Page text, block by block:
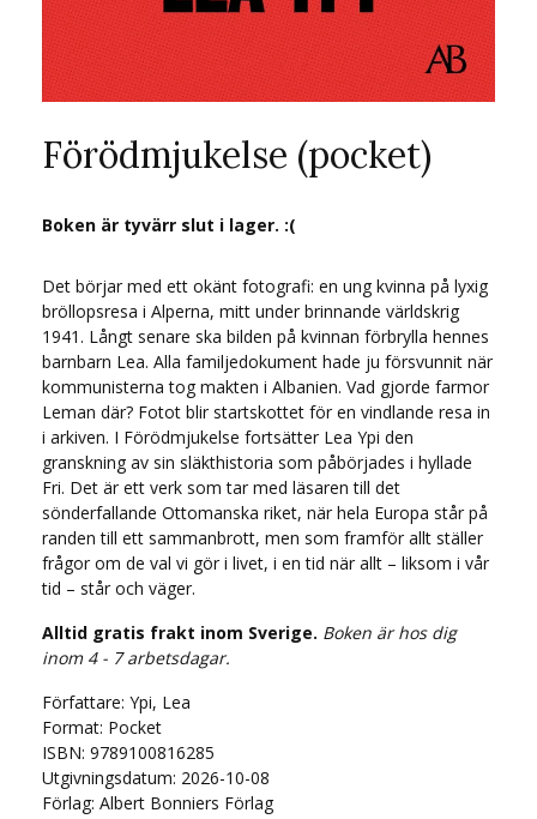
Förödmjukelse (pocket)
Boken är tyvärr slut i lager. :(
Det börjar med ett okänt fotografi: en ung kvinna på lyxig
bröllopsresa i Alperna, mitt under brinnande världskrig
1941. Långt senare ska bilden på kvinnan förbrylla hennes
barnbarn Lea. Alla familjedokument hade ju försvunnit när
kommunisterna tog makten i Albanien. Vad gjorde farmor
Leman där? Fotot blir startskottet för en vindlande resa in
i arkiven. I Förödmjukelse fortsätter Lea Ypi den
granskning av sin släkthistoria som påbörjades i hyllade
Fri. Det är ett verk som tar med läsaren till det
sönderfallande Ottomanska riket, när hela Europa står på
randen till ett sammanbrott, men som framför allt ställer
frågor om de val vi gör i livet, i en tid när allt – liksom i vår
tid – står och väger.
Alltid gratis frakt inom Sverige. Boken är hos dig
inom 4 - 7 arbetsdagar.
Författare: Ypi, Lea
Format: Pocket
ISBN: 9789100816285
Utgivningsdatum: 2026-10-08
Förlag: Albert Bonniers Förlag